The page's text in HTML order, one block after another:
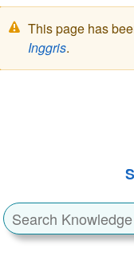
Pesan
peringatan
This page has
Inggris.